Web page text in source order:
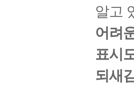
알고
어려
표시
되새